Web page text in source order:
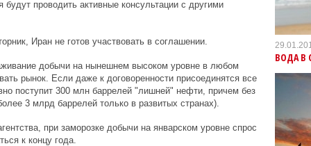
проводить активные консультации с другими
Иран не готов участвовать в соглашении.
добычи на нынешнем высоком уровне в любом
рынок. Если даже к договоренности присоединятся все
поступит 300 млн баррелей "лишней" нефти, причем без
3 млрд баррелей только в развитых странах).
при заморозке добычи на январском уровне спрос
к концу года.
ВОДА В